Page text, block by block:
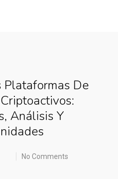
Plataformas De
Análisis Y
No Comments